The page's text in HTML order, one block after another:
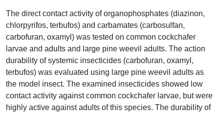
The direct contact activity of organophosphates (diazinon,
chlorpyrifos, terbufos) and carbamates (carbosulfan,
carbofuran, oxamyl) was tested on common cockchafer
larvae and adults and large pine weevil adults. The action
durability of systemic insecticides (carbofuran, oxamyl,
terbufos) was evaluated using large pine weevil adults as
the model insect. The examined insecticides showed low
contact activity against common cockchafer larvae, but were
highly active against adults of this species. The durability of